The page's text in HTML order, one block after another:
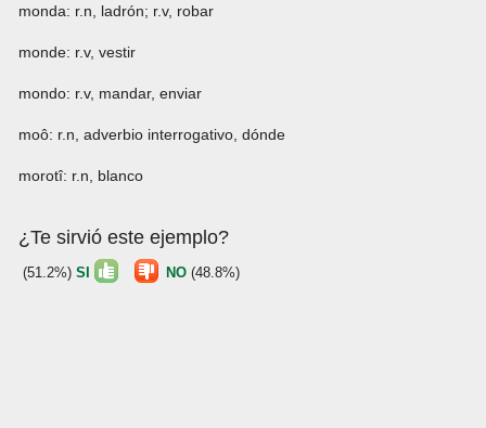
monda: r.n, ladrón; r.v, robar
monde: r.v, vestir
mondo: r.v, mandar, enviar
moô: r.n, adverbio interrogativo, dónde
morotî: r.n, blanco
¿Te sirvió este ejemplo?
(51.2%) SI NO (48.8%)